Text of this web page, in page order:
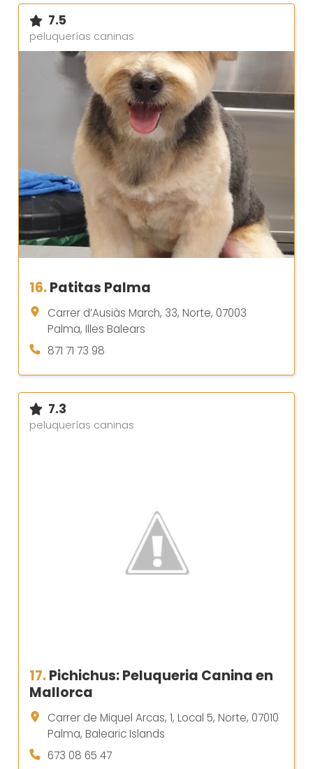
7.5
peluquerías caninas
16.Patitas Palma
Carrer d’Ausiàs March, 33, Norte, 07003
Palma, Illes Balears
871 71 73 98
7.3
peluquerías caninas
17.Pichichus: Peluqueria Canina en
Mallorca
Carrer de Miquel Arcas, 1, Local 5, Norte, 07010
Palma, Balearic Islands
673 08 65 47